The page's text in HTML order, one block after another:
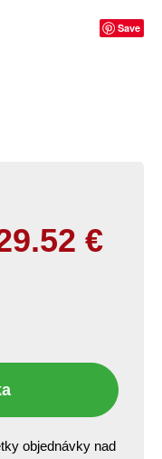
Save
€
objednávky nad